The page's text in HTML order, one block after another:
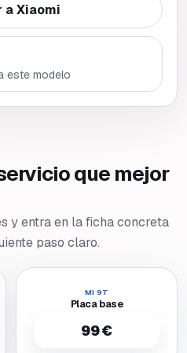
aXiaomi
este modelo
que mejor
y entra en la ficha concreta
paso claro.
MI 9T
Placa base
99 €